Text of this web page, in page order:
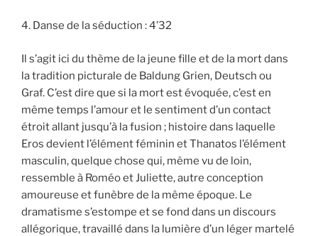
4. Danse de la séduction : 4’32
Il s’agit ici du thème de la jeune fille et de la mort dans
la tradition picturale de Baldung Grien, Deutsch ou
Graf. C’est dire que si la mort est évoquée, c’est en
même temps l’amour et le sentiment d’un contact
étroit allant jusqu’à la fusion ; histoire dans laquelle
Eros devient l’élément féminin et Thanatos l’élément
masculin, quelque chose qui, même vu de loin,
ressemble à Roméo et Juliette, autre conception
amoureuse et funèbre de la même époque. Le
dramatisme s’estompe et se fond dans un discours
allégorique, travaillé dans la lumière d’un léger martelé